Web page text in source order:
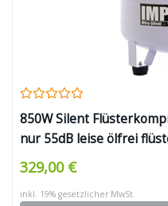
850W Silent
nur 55dB leise ölfrei
IMPLOTEX
329,00 €
inkl. 19% gesetzlicher MwSt.